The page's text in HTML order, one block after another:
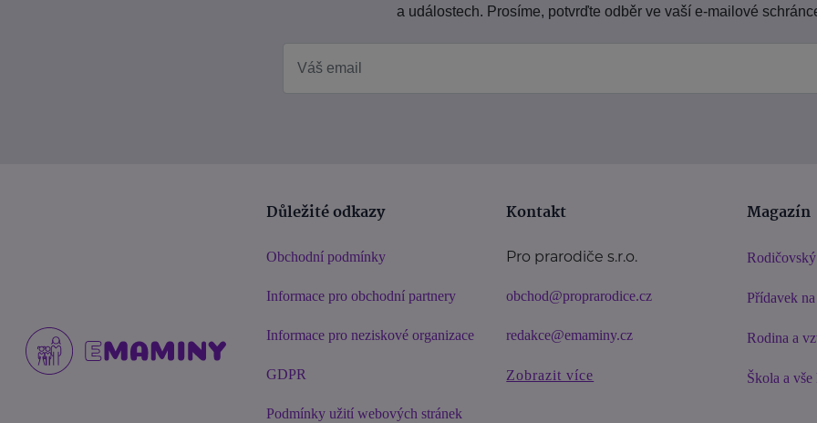
a událostech. Prosíme, potvrďte odběr ve vaší e-mailové
Důležité odkazy
Obchodní podmínky
Informace pro obchodní partnery
Informace pro neziskové organizace
GDPR
Podmínky užití webových stránek
Kontakt
Pro prarodiče s.r.o.
obchod@proprarodice.cz
redakce@emaminy.cz
Zobrazit více
Magazín
Přídavek
Rodina a
Škola a